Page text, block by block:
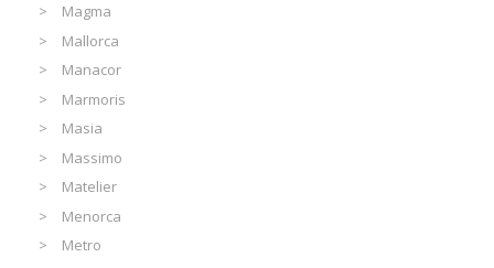
Magma
Mallorca
Manacor
Marmoris
Masia
Massimo
Matelier
Menorca
Metro